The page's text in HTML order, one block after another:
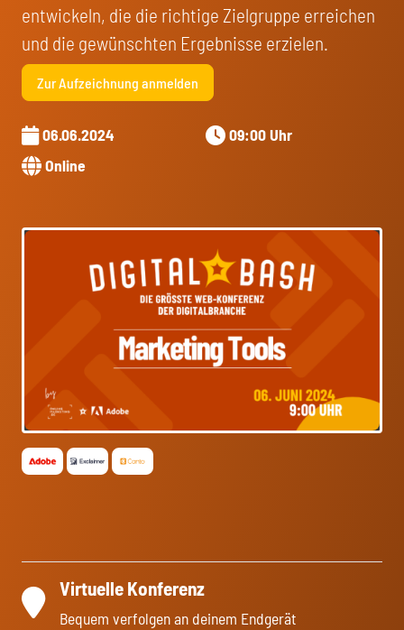
entwickeln, die die richtige Zielgruppe erreichen
und die gewünschten Ergebnisse erzielen.
Zur Aufzeichnung anmelden
06.06.2024
09:00 Uhr
Online
Virtuelle Konferenz
Bequem verfolgen an deinem Endgerät